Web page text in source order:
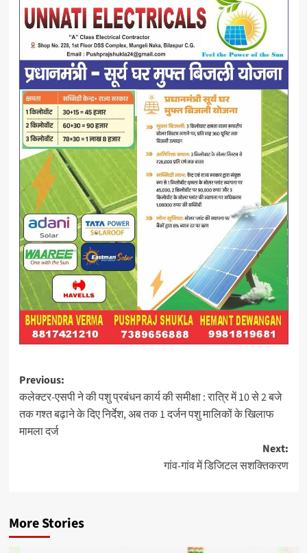
Post
navigation
Previous:
कलेक्टर-एसपी ने की पशु प्रबंधन कार्य की समीक्षा : रात्रि में 10 से 2 बजे
तक गश्त बढ़ाने के दिए निर्देश, अब तक 1 दर्जन पशु मालिकों के खिलाफ
मामला दर्ज
Next:
गांव-गांव में डिजिटल सशक्तिकरण
More Stories